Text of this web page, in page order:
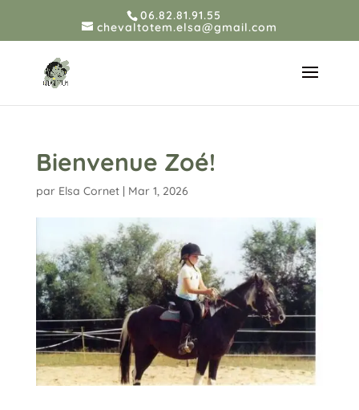
06.82.81.91.55
chevaltotem.elsa@gmail.com
Bienvenue Zoé!
par Elsa Cornet| Mar 1, 2026